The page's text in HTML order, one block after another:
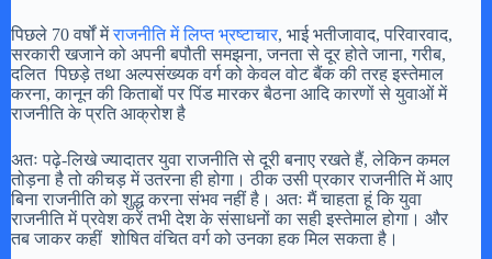
पिछले 70 वर्षों मेंराजनीति में लिप्त भ्रष्टाचार, भाई भतीजावाद, परिवारवाद,
सरकारी खजाने को अपनी बपौती समझना, जनता से दूर होते जाना, गरीब,
दलित पिछड़े तथा अल्पसंख्यक वर्ग को केवल वोट बैंक की तरह इस्तेमाल
करना, कानून की किताबों पर पिंड मारकर बैठना आदि कारणों से युवाओं में
राजनीति के प्रति आक्रोश है
अतः पढ़े-लिखे ज्यादातर युवा राजनीति से दूरी बनाए रखते हैं, लेकिन कमल
तोड़ना है तो कीचड़ में उतरना ही होगा। ठीक उसी प्रकार राजनीति में आए
बिना राजनीति को शुद्ध करना संभव नहीं है। अतः मैं चाहता हूं कि युवा
राजनीति में प्रवेश करें तभी देश के संसाधनों का सही इस्तेमाल होगा। और
तब जाकर कहीं शोषित वंचित वर्ग को उनका हक मिल सकता है।